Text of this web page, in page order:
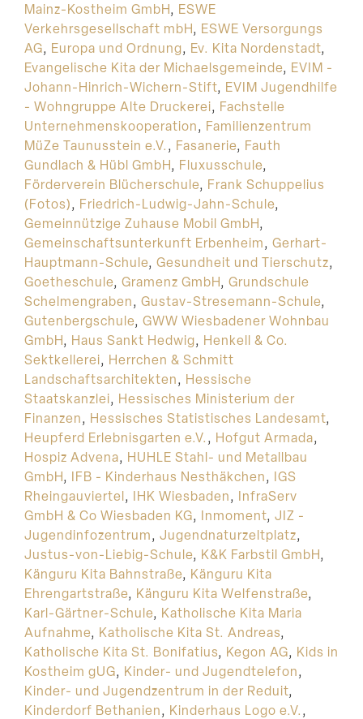
Mainz-Kostheim GmbH, ESWE
Verkehrsgesellschaft mbH, ESWE Versorgungs
AG, Europa und Ordnung, Ev. Kita Nordenstadt,
Evangelische Kita der Michaelsgemeinde, EVIM -
Johann-Hinrich-Wichern-Stift, EVIM Jugendhilfe
- Wohngruppe Alte Druckerei, Fachstelle
Unternehmenskooperation, Familienzentrum
MüZe Taunusstein e.V., Fasanerie, Fauth
Gundlach & Hübl GmbH, Fluxusschule,
Förderverein Blücherschule, Frank Schuppelius
(Fotos), Friedrich-Ludwig-Jahn-Schule,
Gemeinnützige Zuhause Mobil GmbH,
Gemeinschaftsunterkunft Erbenheim, Gerhart-
Hauptmann-Schule, Gesundheit und Tierschutz,
Goetheschule, Gramenz GmbH, Grundschule
Schelmengraben, Gustav-Stresemann-Schule,
Gutenbergschule, GWW Wiesbadener Wohnbau
GmbH, Haus Sankt Hedwig, Henkell & Co.
Sektkellerei, Herrchen & Schmitt
Landschaftsarchitekten, Hessische
Staatskanzlei, Hessisches Ministerium der
Finanzen, Hessisches Statistisches Landesamt,
Heupferd Erlebnisgarten e.V., Hofgut Armada,
Hospiz Advena, HUHLE Stahl- und Metallbau
GmbH, IFB - Kinderhaus Nesthäkchen, IGS
Rheingauviertel, IHK Wiesbaden, InfraServ
GmbH & Co Wiesbaden KG, Inmoment, JIZ -
Jugendinfozentrum, Jugendnaturzeltplatz,
Justus-von-Liebig-Schule, K&K Farbstil GmbH,
Känguru Kita Bahnstraße, Känguru Kita
Ehrengartstraße, Känguru Kita Welfenstraße,
Karl-Gärtner-Schule, Katholische Kita Maria
Aufnahme, Katholische Kita St. Andreas,
Katholische Kita St. Bonifatius, Kegon AG, Kids in
Kostheim gUG, Kinder- und Jugendtelefon,
Kinder- und Jugendzentrum in der Reduit,
Kinderdorf Bethanien, Kinderhaus Logo e.V.,